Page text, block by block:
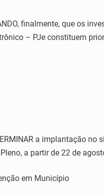
finalmente, que os
– PJe constituem
a implantação
a partir de 22 de
em Município